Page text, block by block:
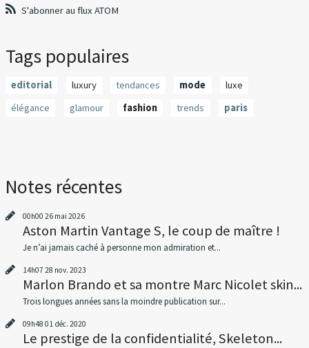
S'abonner au flux ATOM
Tags populaires
editorial luxury tendances mode
luxe
élégance
glamour fashion trends paris
Notes récentes
00h00 26 mai 2026
Aston Martin Vantage S, le coup de maître !
Je n’ai jamais caché à personne mon admiration et...
14h07 28 nov. 2023
Marlon Brando et sa montre Marc Nicolet skin...
Trois longues années sans la moindre publication sur...
09h48 01 déc. 2020
Le prestige de la confidentialité, Skeleton...